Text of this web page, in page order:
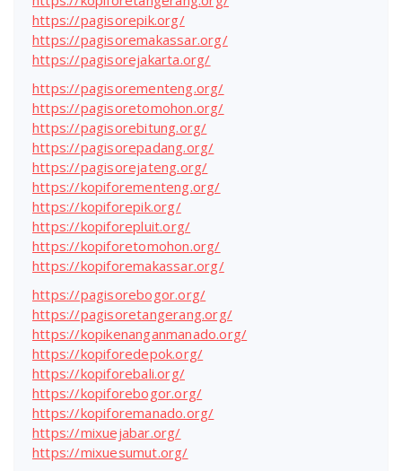
https://pagisorepik.org/
https://pagisoremakassar.org/
https://pagisorejakarta.org/
https://pagisorementeng.org/
https://pagisoretomohon.org/
https://pagisorebitung.org/
https://pagisorepadang.org/
https://pagisorejateng.org/
https://kopiforementeng.org/
https://kopiforepik.org/
https://kopiforepluit.org/
https://kopiforetomohon.org/
https://kopiforemakassar.org/
https://pagisorebogor.org/
https://pagisoretangerang.org/
https://kopikenanganmanado.org/
https://kopiforedepok.org/
https://kopiforebali.org/
https://kopiforebogor.org/
https://kopiforemanado.org/
https://mixuejabar.org/
https://mixuesumut.org/